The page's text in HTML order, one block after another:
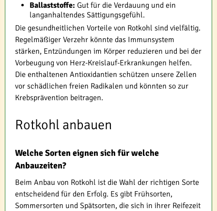
Ballaststoffe: Gut für die Verdauung und ein
langanhaltendes Sättigungsgefühl.
Die gesundheitlichen Vorteile von Rotkohl sind vielfältig.
Regelmäßiger Verzehr könnte das Immunsystem
stärken, Entzündungen im Körper reduzieren und bei der
Vorbeugung von Herz-Kreislauf-Erkrankungen helfen.
Die enthaltenen Antioxidantien schützen unsere Zellen
vor schädlichen freien Radikalen und könnten so zur
Krebsprävention beitragen.
Rotkohl anbauen
Welche Sorten eignen sich für welche
Anbauzeiten?
Beim Anbau von Rotkohl ist die Wahl der richtigen Sorte
entscheidend für den Erfolg. Es gibt Frühsorten,
Sommersorten und Spätsorten, die sich in ihrer Reifezeit